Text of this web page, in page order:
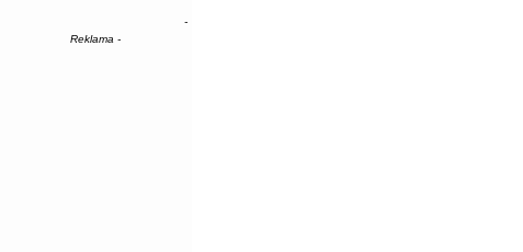
-
Reklama -